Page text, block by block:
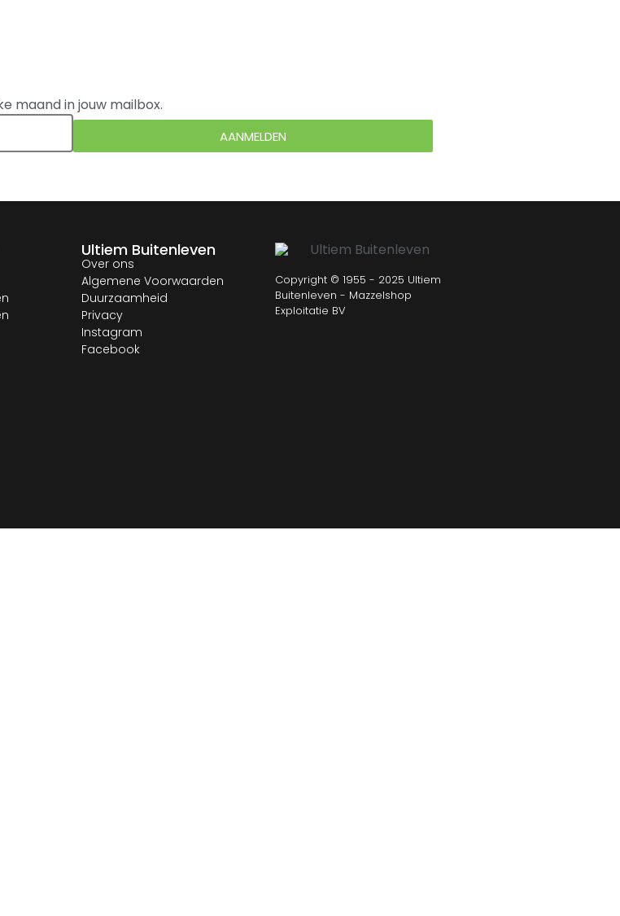
maand in jouw mailbox.
AANMELDEN
Ultiem Buitenleven
Over ons
Algemene Voorwaarden
Duurzaamheid
Privacy
Instagram
Facebook
Copyright © 1955 - 2025 Ultiem
Buitenleven - Mazzelshop
Exploitatie BV